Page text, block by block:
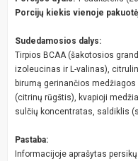
Porcijų kiekis vienoje
Sudedamosios dalys:
Tirpios BCAA (šakotosios
izoleucinas ir L-valinas),
birumą gerinančios
(citrinų rūgštis), kvapioji
sulčių koncentratas, saldiklis
Pastaba:
Informacijoje aprašytas